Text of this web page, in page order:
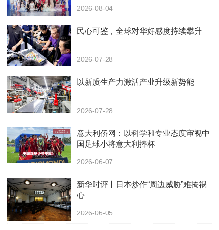
2026-08-04
民心可鉴，全球对华好感度持续攀升
2026-07-28
以新质生产力激活产业升级新势能
2026-07-28
意大利侨网：以科学和专业态度审视中
国足球小将意大利捧杯
2026-06-07
新华时评丨日本炒作“周边威胁”难掩祸
心
2026-06-05